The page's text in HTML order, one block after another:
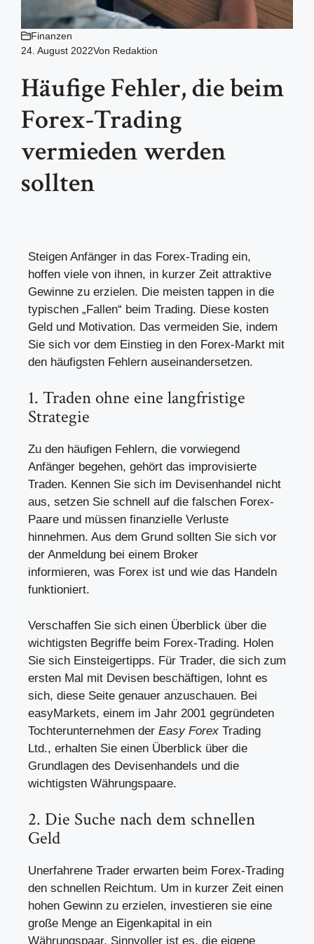
Finanzen
24. August 2022Von Redaktion
Häufige Fehler, die beim
Forex-Trading
vermieden werden
sollten
Steigen Anfänger in das Forex-Trading ein,
hoffen viele von ihnen, in kurzer Zeit attraktive
Gewinne zu erzielen. Die meisten tappen in die
typischen „Fallen“ beim Trading. Diese kosten
Geld und Motivation. Das vermeiden Sie, indem
Sie sich vor dem Einstieg in den Forex-Markt mit
den häufigsten Fehlern auseinandersetzen.
1. Traden ohne eine langfristige
Strategie
Zu den häufigen Fehlern, die vorwiegend
Anfänger begehen, gehört das improvisierte
Traden. Kennen Sie sich im Devisenhandel nicht
aus, setzen Sie schnell auf die falschen Forex-
Paare und müssen finanzielle Verluste
hinnehmen. Aus dem Grund sollten Sie sich vor
der Anmeldung bei einem Broker
informieren, was Forex ist und wie das Handeln
funktioniert.
Verschaffen Sie sich einen Überblick über die
wichtigsten Begriffe beim Forex-Trading. Holen
Sie sich Einsteigertipps. Für Trader, die sich zum
ersten Mal mit Devisen beschäftigen, lohnt es
sich, diese Seite genauer anzuschauen. Bei
easyMarkets, einem im Jahr 2001 gegründeten
Tochterunternehmen der Easy Forex Trading
Ltd., erhalten Sie einen Überblick über die
Grundlagen des Devisenhandels und die
wichtigsten Währungspaare.
2. Die Suche nach dem schnellen
Geld
Unerfahrene Trader erwarten beim Forex-Trading
den schnellen Reichtum. Um in kurzer Zeit einen
hohen Gewinn zu erzielen, investieren sie eine
große Menge an Eigenkapital in ein
Währungspaar. Sinnvoller ist es, die eigene